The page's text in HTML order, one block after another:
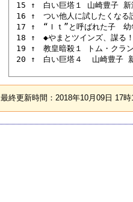
15 ↑　白い巨塔１ 山崎豊子 新
16 ↑　つい他人に試したくな
17 ↑　“Ｉｔ”と呼ばれた子　
18 ↑　◆やまとツインズ、謀
19 ↑　教皇暗殺１ トム・クラ
20 ↑　白い巨塔４  山崎豊子
最終更新時間：2018年10月09日 17